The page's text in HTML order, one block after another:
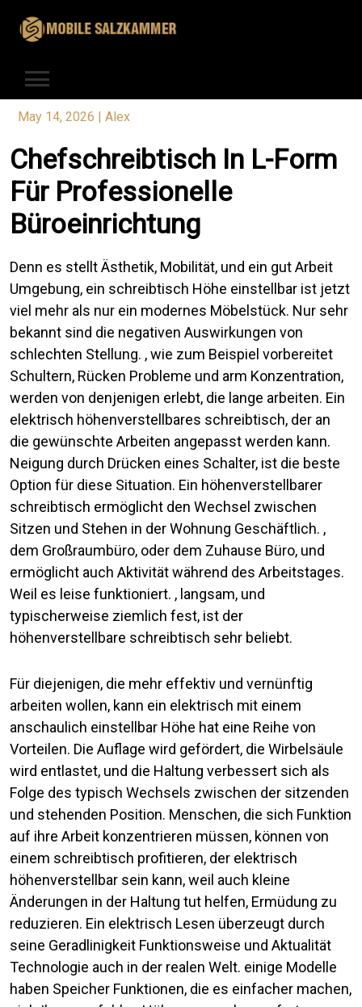
content
May 14, 2026 | Alex
Chefschreibtisch In L-Form
Für Professionelle
Büroeinrichtung
Denn es stellt Ästhetik, Mobilität, und ein gut Arbeit
Umgebung, ein schreibtisch Höhe einstellbar ist jetzt
viel mehr als nur ein modernes Möbelstück. Nur sehr
bekannt sind die negativen Auswirkungen von
schlechten Stellung. , wie zum Beispiel vorbereitet
Schultern, Rücken Probleme und arm Konzentration,
werden von denjenigen erlebt, die lange arbeiten. Ein
elektrisch höhenverstellbares schreibtisch, der an
die gewünschte Arbeiten angepasst werden kann.
Neigung durch Drücken eines Schalter, ist die beste
Option für diese Situation. Ein höhenverstellbarer
schreibtisch ermöglicht den Wechsel zwischen
Sitzen und Stehen in der Wohnung Geschäftlich. ,
dem Großraumbüro, oder dem Zuhause Büro, und
ermöglicht auch Aktivität während des Arbeitstages.
Weil es leise funktioniert. , langsam, und
typischerweise ziemlich fest, ist der
höhenverstellbare schreibtisch sehr beliebt.
Für diejenigen, die mehr effektiv und vernünftig
arbeiten wollen, kann ein elektrisch mit einem
anschaulich einstellbar Höhe hat eine Reihe von
Vorteilen. Die Auflage wird gefördert, die Wirbelsäule
wird entlastet, und die Haltung verbessert sich als
Folge des typisch Wechsels zwischen der sitzenden
und stehenden Position. Menschen, die sich Funktion
auf ihre Arbeit konzentrieren müssen, können von
einem schreibtisch profitieren, der elektrisch
höhenverstellbar sein kann, weil auch kleine
Änderungen in der Haltung tut helfen, Ermüdung zu
reduzieren. Ein elektrisch Lesen überzeugt durch
seine Geradlinigkeit Funktionsweise und Aktualität
Technologie auch in der realen Welt. einige Modelle
haben Speicher Funktionen, die es einfacher machen,